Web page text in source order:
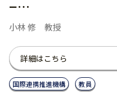
ー･･･
小林 修 教授
詳細はこちら
国際連携推進機構 教員